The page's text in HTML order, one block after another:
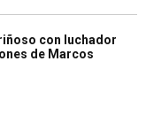
con luchador
de Marcos